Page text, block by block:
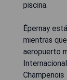
piscina.
Épernay
mientras
aeropuerto
Champenois